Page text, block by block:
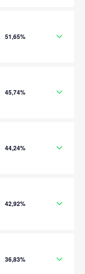
51,65%
45,74%
44,24%
42,92%
36,83%